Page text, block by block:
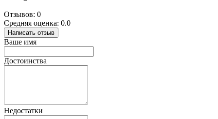
Отзывов: 0
Средняя оценка: 0.0
Написать отзыв
Ваше имя
Достоинства
Недостатки